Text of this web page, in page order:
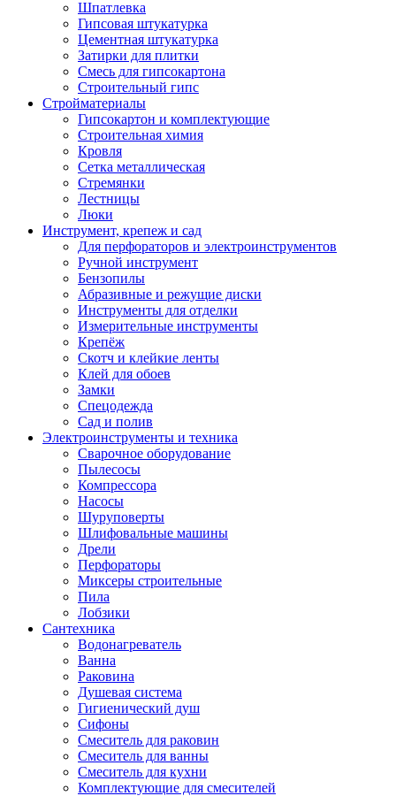
Шпатлевка
Гипсовая штукатурка
Цементная штукатурка
Затирки для плитки
Смесь для гипсокартона
Строительный гипс
Стройматериалы
Гипсокартон и комплектующие
Строительная химия
Кровля
Сетка металлическая
Стремянки
Лестницы
Люки
Инструмент, крепеж и сад
Для перфораторов и электроинструментов
Ручной инструмент
Бензопилы
Абразивные и режущие диски
Инструменты для отделки
Измерительные инструменты
Крепёж
Скотч и клейкие ленты
Клей для обоев
Замки
Спецодежда
Сад и полив
Электроинструменты и техника
Сварочное оборудование
Пылесосы
Компрессора
Насосы
Шуруповерты
Шлифовальные машины
Дрели
Перфораторы
Миксеры строительные
Пила
Лобзики
Сантехника
Водонагреватель
Ванна
Раковина
Душевая система
Гигиенический душ
Сифоны
Смеситель для раковин
Смеситель для ванны
Смеситель для кухни
Комплектующие для смесителей